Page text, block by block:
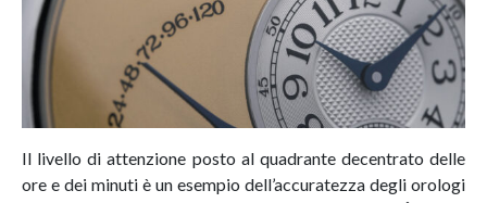
Il livello di attenzione posto al quadrante decentrato delle
ore e dei minuti è un esempio dell’accuratezza degli orologi